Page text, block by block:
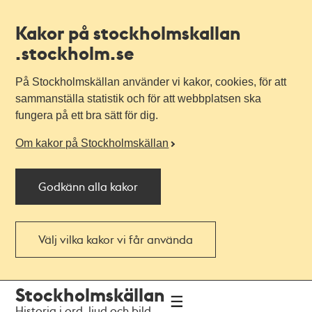
Kakor på stockholmskallan
.stockholm.se
På Stockholmskällan använder vi kakor, cookies, för att
sammanställa statistik och för att webbplatsen ska
fungera på ett bra sätt för dig.
Om kakor på Stockholmskällan
Godkänn alla kakor
Välj vilka kakor vi får använda
navigationen
huvudinnehållet
Stockholmskällan